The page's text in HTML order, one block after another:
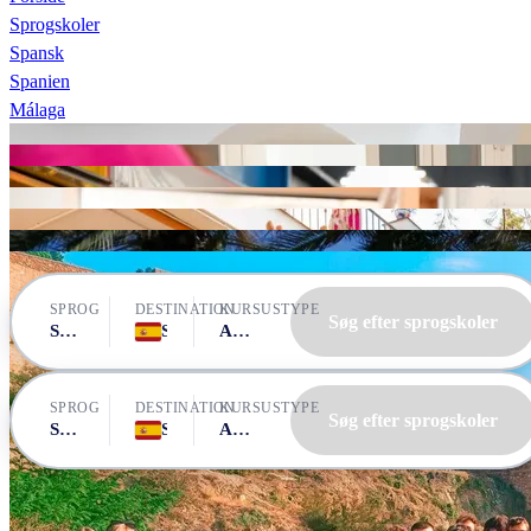
Sprogskoler
Spansk
Spanien
Málaga
CLIC Málaga
Debla Cursos de Español
Instituto Andalusi de Español
AIL Málaga
SPROG
Spansk
DESTINATIONKURSUSTYPE
Alle kurser Søg efter sprogskoler
SPROG
Spansk
DESTINATIONKURSUSTYPE
Alle kurser Søg efter sprogskoler